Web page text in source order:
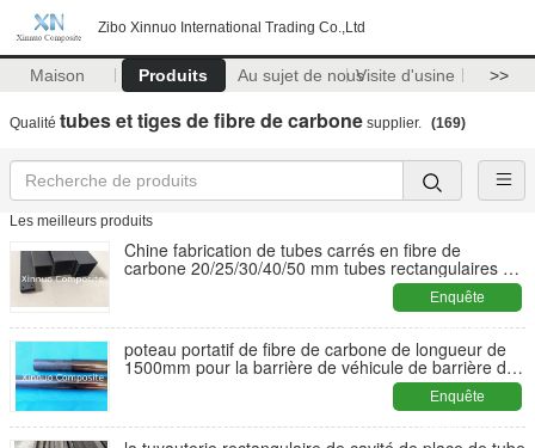
Zibo Xinnuo International Trading Co.,Ltd
Maison Produits Au sujet de nousVisite d'usine >>
Qualité tubes et tiges de fibre de carbone supplier. (169)
Les meilleurs produits
Chine fabrication de tubes carrés en fibre de
carbone 20/25/30/40/50 mm tubes rectangulaires en
Enquête
maintenant
poteau portatif de fibre de carbone de longueur de
1500mm pour la barrière de véhicule de barrière de
Enquête
maintenant